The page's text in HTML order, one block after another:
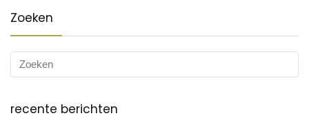
Zoeken
recente berichten